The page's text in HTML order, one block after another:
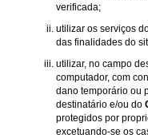
verificada;
utilizar os serviços
das finalidades do
utilizar, no campo
computador, com
dano temporário ou
destinatário e/ou do
protegidos por
excetuando-se os